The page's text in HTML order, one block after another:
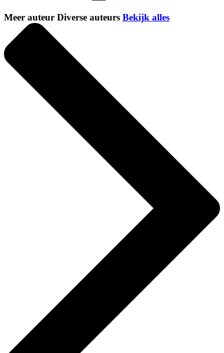
Meer auteur Diverse auteurs Bekijk alles